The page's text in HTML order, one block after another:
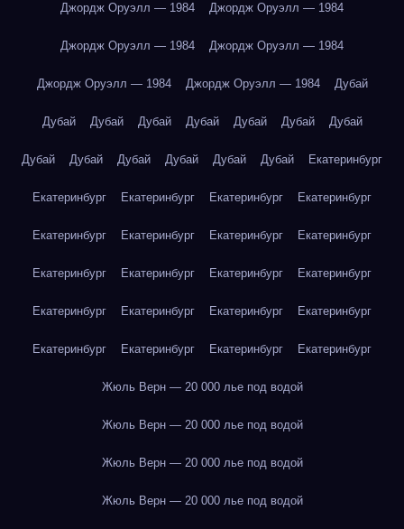
Джордж Оруэлл — 1984 Джордж Оруэлл — 1984
Джордж Оруэлл — 1984 Джордж Оруэлл — 1984
Джордж Оруэлл — 1984 Джордж Оруэлл — 1984 Дубай
Дубай Дубай Дубай Дубай Дубай Дубай Дубай
Дубай Дубай Дубай Дубай Дубай Дубай Екатеринбург
Екатеринбург Екатеринбург Екатеринбург Екатеринбург
Екатеринбург Екатеринбург Екатеринбург Екатеринбург
Екатеринбург Екатеринбург Екатеринбург Екатеринбург
Екатеринбург Екатеринбург Екатеринбург Екатеринбург
Екатеринбург Екатеринбург Екатеринбург Екатеринбург
Жюль Верн — 20 000 лье под водой
Жюль Верн — 20 000 лье под водой
Жюль Верн — 20 000 лье под водой
Жюль Верн — 20 000 лье под водой